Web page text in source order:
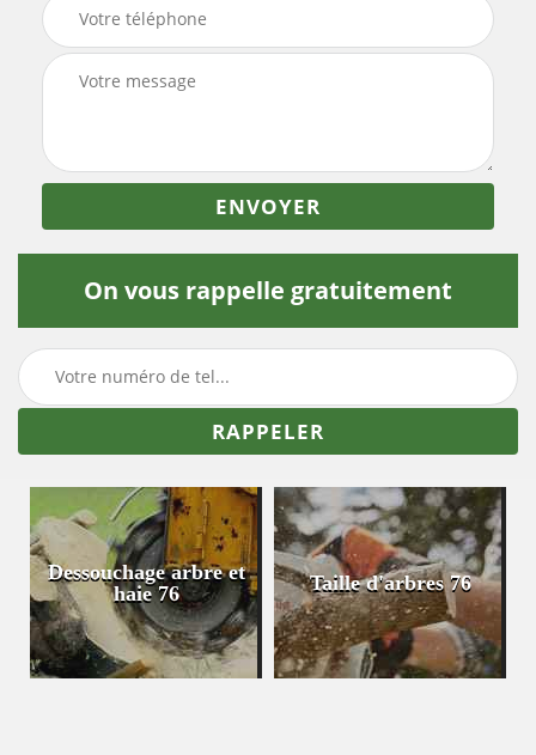
On vous rappelle gratuitement
Dessouchage arbre et
haie 76
Taille d'arbres 76